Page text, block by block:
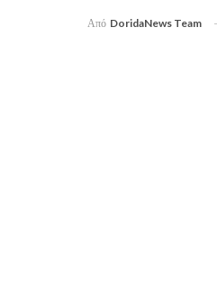
Από DoridaNews Team